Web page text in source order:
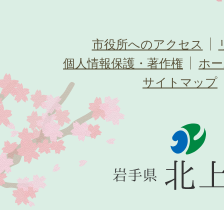
市役所へのアクセス
個人情報保護・著作権
ホ
サイトマップ